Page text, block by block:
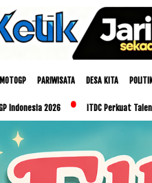
MOTOGP PARIWISATA DESA KITA
ITDC Perkuat Talenta Lokal dan UMKM